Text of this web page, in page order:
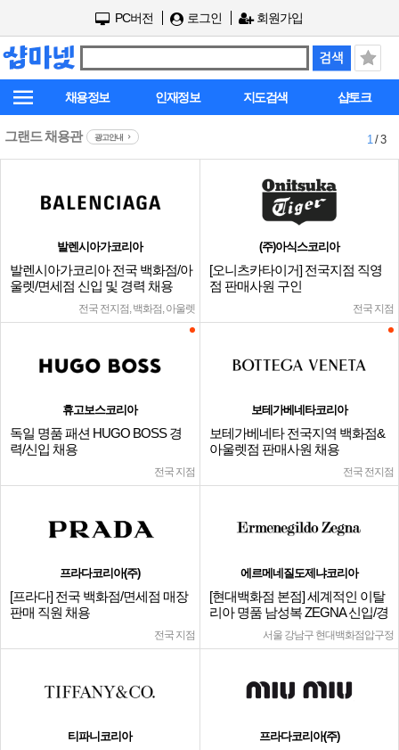
PC버전 로그인 회원가입
채용정보 인재정보 지도검색 샵토크
그랜드 채용관 광고안내 1/ 3
발렌시아가코리아
발렌시아가코리아 전국 백화점/아
울렛/면세점 신입 및 경력 채용
전국 전지점, 백화점, 아울렛
(주)아식스코리아
[오니츠카타이거] 전국지점 직영
점 판매사원 구인
전국 지점
휴고보스코리아
독일 명품 패션 HUGO BOSS 경
력/신입 채용
전국 지점
보테가베네타코리아
보테가베네타 전국지역 백화점&
아울렛점 판매사원 채용
전국 전지점
프라다코리아(주)
[프라다] 전국 백화점/면세점 매장
판매 직원 채용
전국 지점
에르메네질도제냐코리아
[현대백화점 본점] 세계적인 이탈
리아 명품 남성복 ZEGNA 신입/경
서울 강남구 현대백화점압구정
티파니코리아 프라다코리아(주)